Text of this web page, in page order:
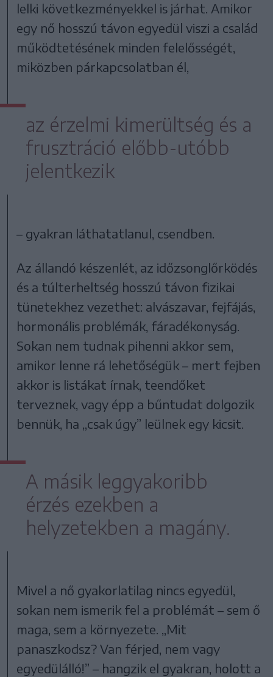
lelki következményekkel is járhat. Amikor
egy nő hosszú távon egyedül viszi a család
működtetésének minden felelősségét,
miközben párkapcsolatban él,
az érzelmi kimerültség és a
frusztráció előbb-utóbb
jelentkezik
– gyakran láthatatlanul, csendben.
Az állandó készenlét, az időzsonglőrködés
és a túlterheltség hosszú távon fizikai
tünetekhez vezethet: alvászavar, fejfájás,
hormonális problémák, fáradékonyság.
Sokan nem tudnak pihenni akkor sem,
amikor lenne rá lehetőségük – mert fejben
akkor is listákat írnak, teendőket
terveznek, vagy épp a bűntudat dolgozik
bennük, ha „csak úgy” leülnek egy kicsit.
A másik leggyakoribb
érzés ezekben a
helyzetekben a magány.
Mivel a nő gyakorlatilag nincs egyedül,
sokan nem ismerik fel a problémát – sem ő
maga, sem a környezete. „Mit
panaszkodsz? Van férjed, nem vagy
egyedülálló!” – hangzik el gyakran, holott a